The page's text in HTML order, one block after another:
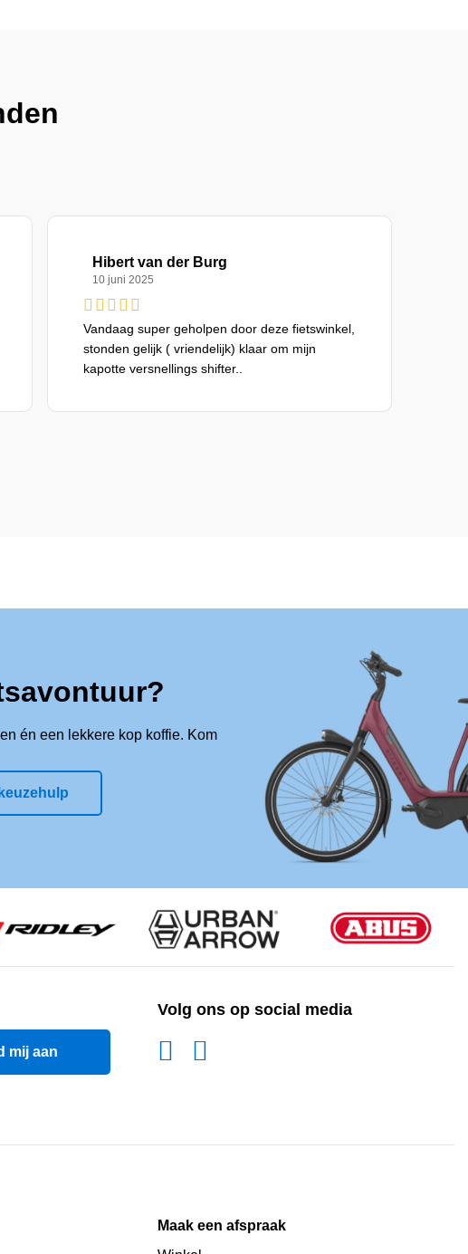
Hibert van der Burg
10 juni 2025
Vandaag super geholpen door deze fietswinkel,
stonden gelijk ( vriendelijk) klaar om mijn
kapotte versnellings shifter..
én een lekkere kop koffie. Kom
Volg ons op social media
Maak een afspraak